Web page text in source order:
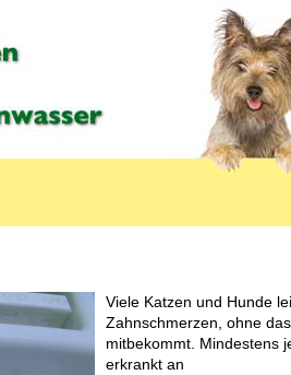
Viele Katzen und Hunde
Zahnschmerzen, ohne
mitbekommt. Mindestens
erkrankt an